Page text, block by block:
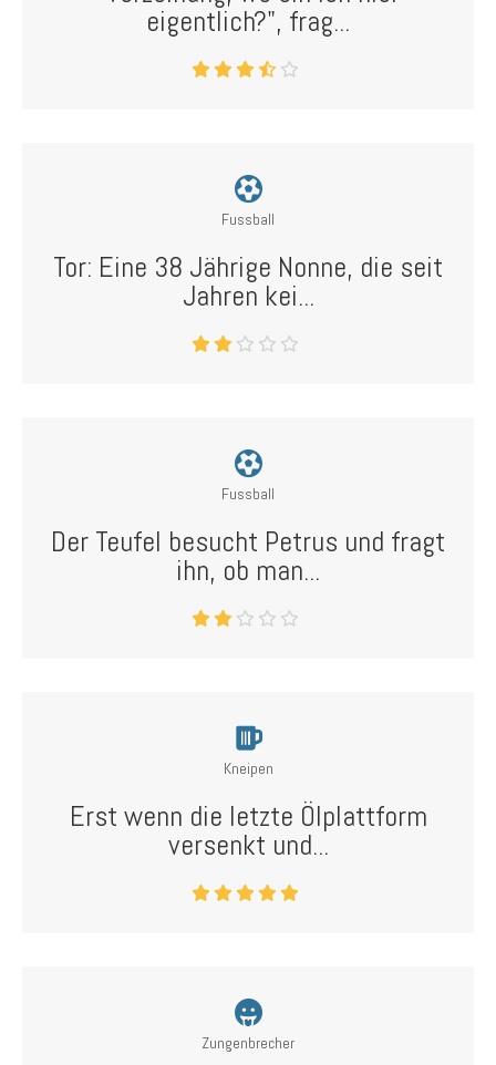
eigentlich?", frag...
Fussball
Tor: Eine 38 Jährige Nonne, die seit
Jahren kei...
Fussball
Der Teufel besucht Petrus und fragt
ihn, ob man...
Kneipen
Erst wenn die letzte Ölplattform
versenkt und...
Zungenbrecher